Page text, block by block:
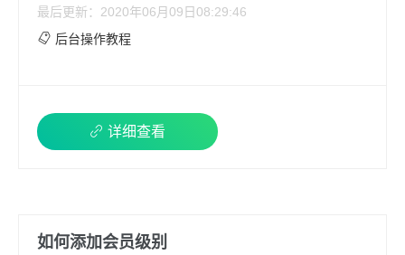
最后更新：2020年06月09日08:29:46
后台操作教程
详细查看
如何添加会员级别